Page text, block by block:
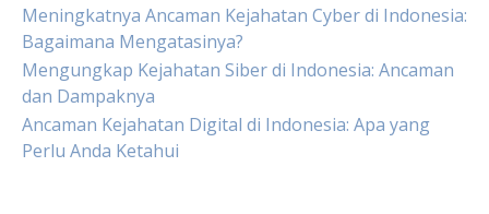
Meningkatnya Ancaman Kejahatan Cyber di Indonesia:
Bagaimana Mengatasinya?
Mengungkap Kejahatan Siber di Indonesia: Ancaman
dan Dampaknya
Ancaman Kejahatan Digital di Indonesia: Apa yang
Perlu Anda Ketahui